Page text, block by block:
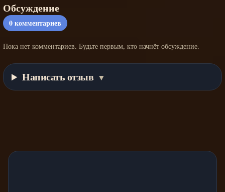
Обсуждение
0комментариев
Пока нет комментариев. Будьте первым, кто начнёт обсуждение.
Написать отзыв ▼